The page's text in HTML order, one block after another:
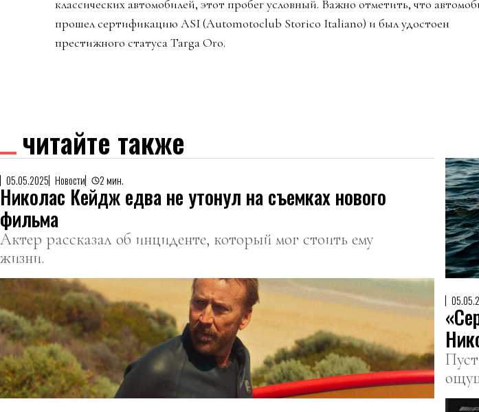
классических автомобилей, этот пробег условный. Важно отметить, что
прошел сертификацию ASI (Automotoclub Storico Italiano) и был удостоен
престижного статуса Targa Oro.
читайте также
05.05.2025 Новости 2 мин.
Николас Кейдж едва не утонул на съемках нового
фильма
Актер рассказал об инциденте, который мог стоить ему
жизни.